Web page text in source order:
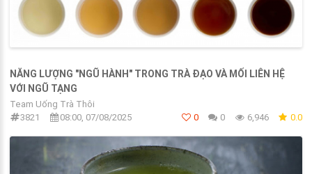
NĂNG LƯỢNG "NGŨ HÀNH" TRONG TRÀ ĐẠO VÀ MỐI LIÊN HỆ
VỚI NGŨ TẠNG
Team Uống Trà Thôi
3821
08:00, 07/08/2025 0 0 6,946 0.0